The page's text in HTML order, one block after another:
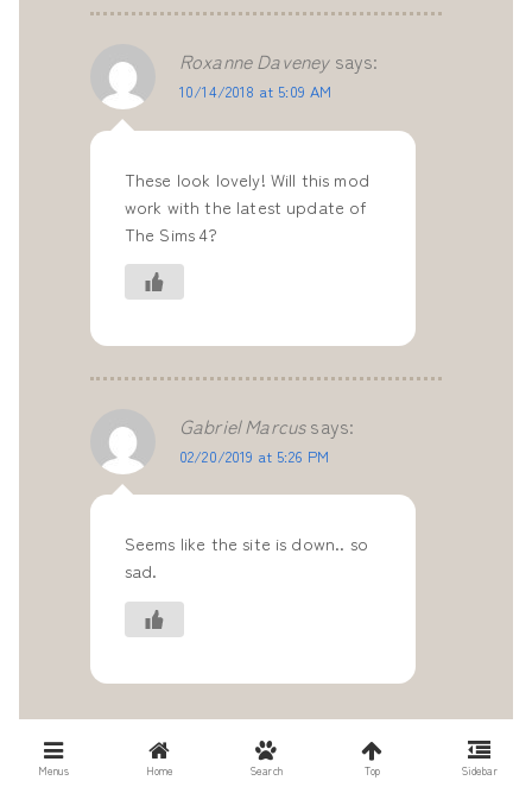
Roxanne Daveney says:
10/14/2018 at 5:09 AM
These look lovely! Will this mod
work with the latest update of
The Sims 4?
Gabriel Marcussays:
02/20/2019 at 5:26 PM
Seems like the site is down.. so
sad.
Previous1
Menus Home Search Top Sidebar